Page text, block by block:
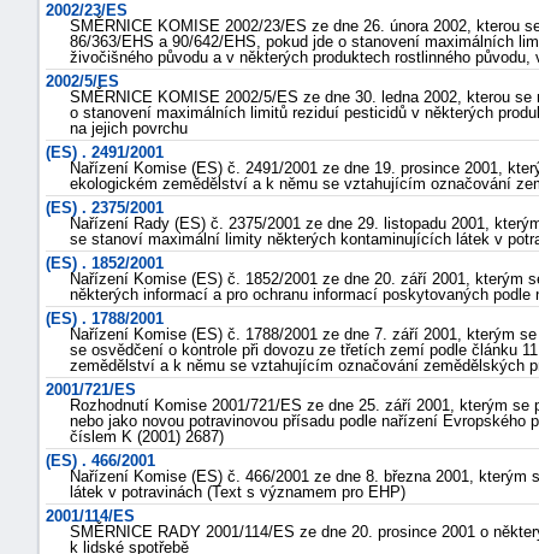
2002/23/ES
SMĚRNICE KOMISE 2002/23/ES ze dne 26. února 2002, kterou
86/363/EHS a 90/642/EHS, pokud jde o stanovení maximálních
živočišného původu a v některých produktech rostlinného
2002/5/ES
SMĚRNICE KOMISE 2002/5/ES ze dne 30. ledna 2002, kterou
o stanovení maximálních limitů reziduí pesticidů v některých
na jejich povrchu
(ES) . 2491/2001
Nařízení Komise (ES) č. 2491/2001 ze dne 19. prosince 2001,
ekologickém zemědělství a k němu se vztahujícím označování
(ES) . 2375/2001
Nařízení Rady (ES) č. 2375/2001 ze dne 29. listopadu 2001,
se stanoví maximální limity některých kontaminujících látek v
(ES) . 1852/2001
Nařízení Komise (ES) č. 1852/2001 ze dne 20. září 2001, kterým
některých informací a pro ochranu informací poskytovaných
(ES) . 1788/2001
Nařízení Komise (ES) č. 1788/2001 ze dne 7. září 2001, kterým
se osvědčení o kontrole při dovozu ze třetích zemí podle článku
zemědělství a k němu se vztahujícím označování zemědělských
2001/721/ES
Rozhodnutí Komise 2001/721/ES ze dne 25. září 2001, kterým
nebo jako novou potravinovou přísadu podle nařízení Evropského
číslem K (2001) 2687)
(ES) . 466/2001
Nařízení Komise (ES) č. 466/2001 ze dne 8. března 2001,
látek v potravinách (Text s významem pro EHP)
2001/114/ES
SMĚRNICE RADY 2001/114/ES ze dne 20. prosince 2001 o
k lidské spotřebě